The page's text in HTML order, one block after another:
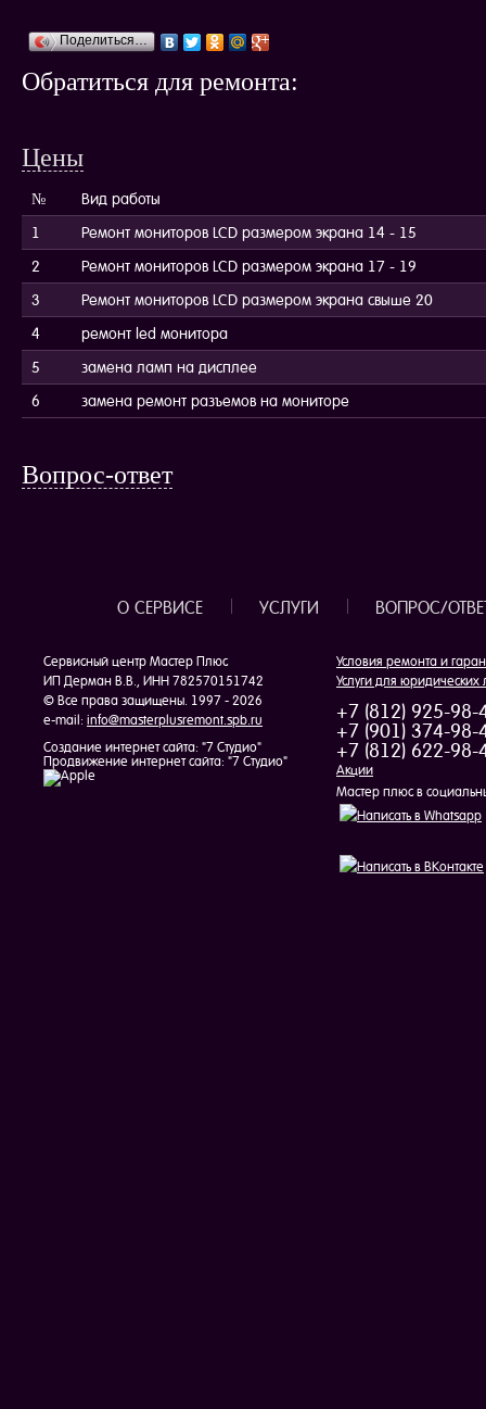
Поделиться…
Обратиться для ремонта:
Цены
№
Вид работы
1
Ремонт мониторов LCD размером экрана 14 - 15
2
Ремонт мониторов LCD размером экрана 17 - 19
3
Ремонт мониторов LCD размером экрана свыше 20
4
ремонт led монитора
5
замена ламп на дисплее
6
замена ремонт разъемов на мониторе
Вопрос-ответ
О СЕРВИСЕ УСЛУГИ ВОПРОС/
Сервисный центр Мастер Плюс
ИП Дерман В.В., ИНН 782570151742
© Все права защищены. 1997 - 2026
e-mail: info@masterplusremont.spb.ru
Создание интернет сайта: "7 Студио"
Продвижение интернет сайта: "7 Студио"
Условия ремонта и
Услуги для юридических
+7 (812) 925-98-
+7 (901) 374-98-
+7 (812) 622-98-
Акции
Мастер плюс в